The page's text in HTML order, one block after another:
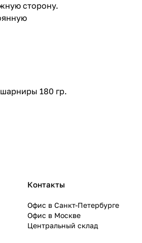
сторону.
180 гр.
Контакты
Офис в Санкт-Петербурге
Офис в Москве
Центральный склад